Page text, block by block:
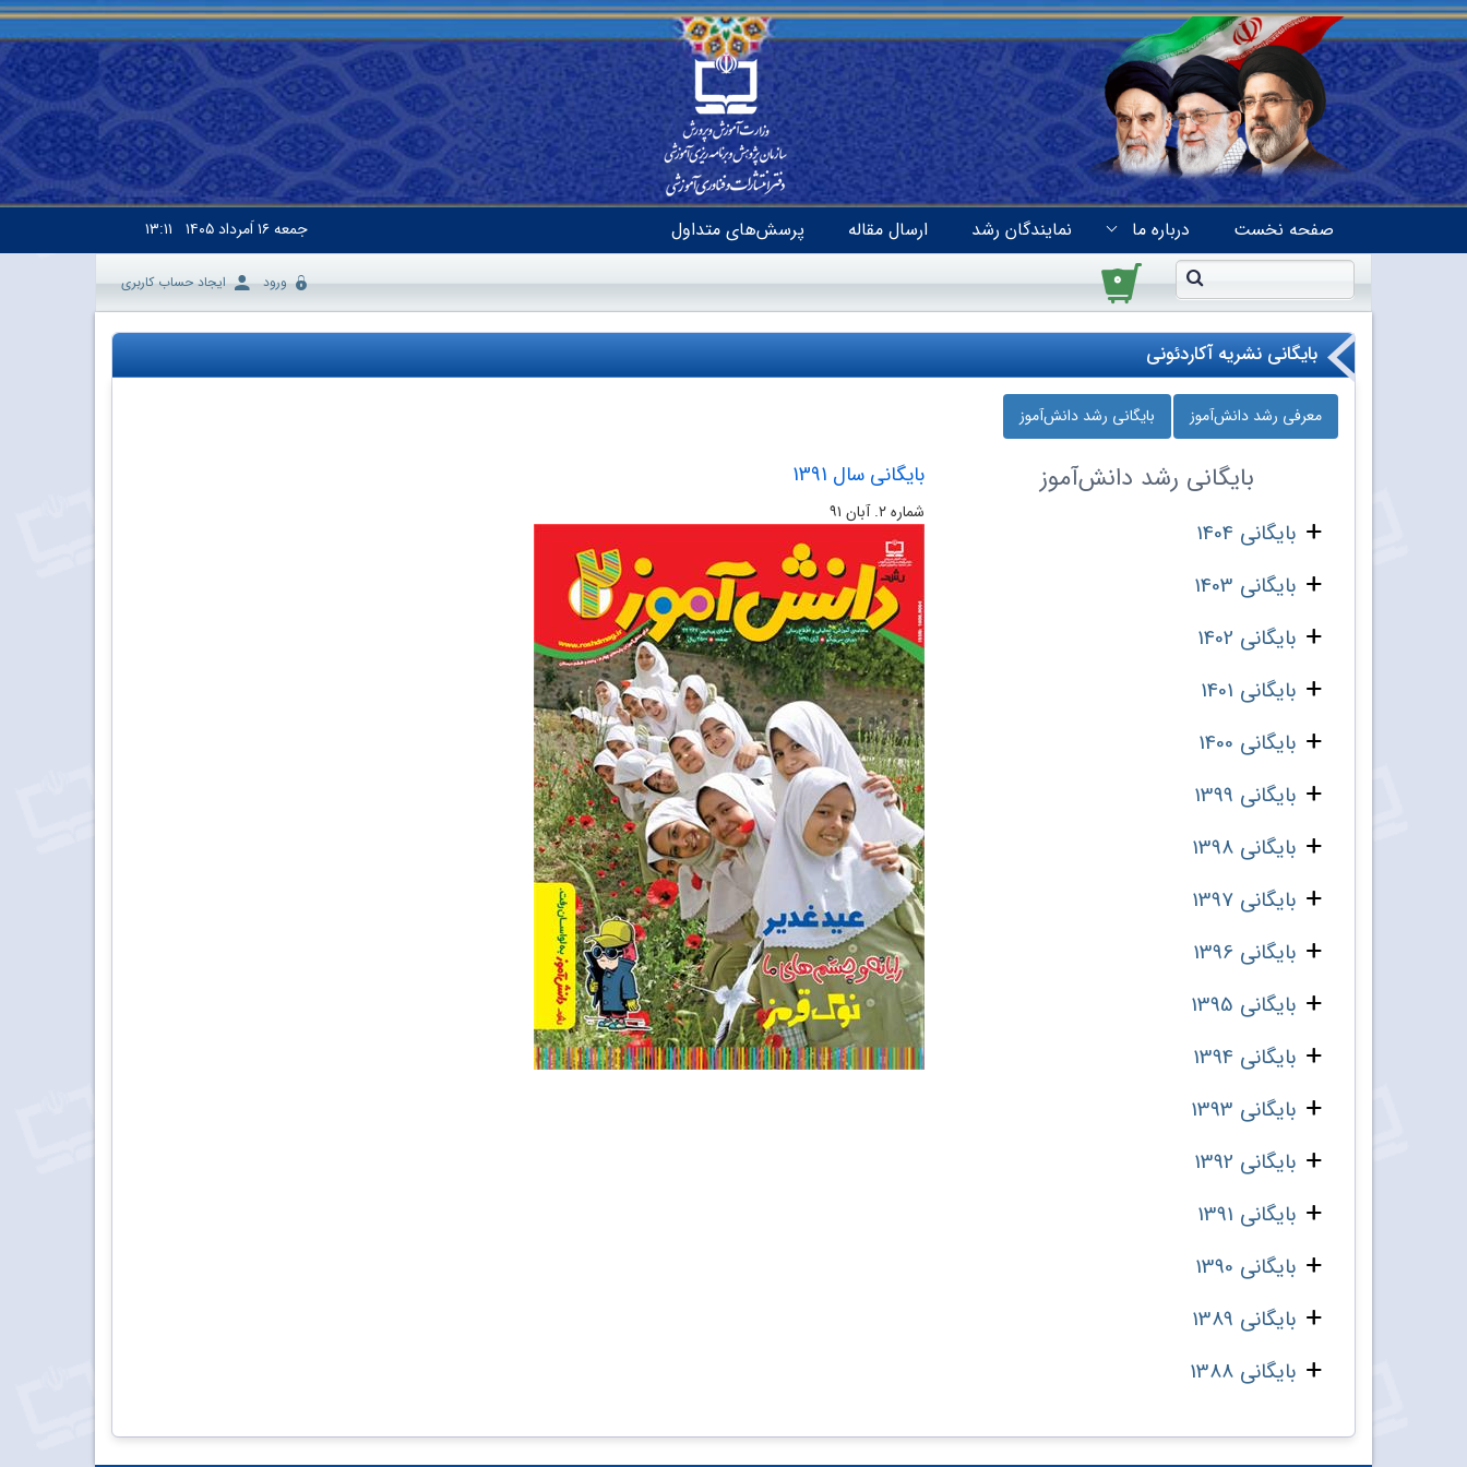
صفحه نخست درباره ما نمایندگان رشد ارسال مقاله پرسش‌های متداول جمعه۱۶ اَمرداد ۱۴۰۵ ۱۳:۱۱
۰ ورود ایجاد حساب کاربری
بایگانی نشریه آکاردئونی
معرفی رشد دانش‌آموز بایگانی رشد دانش‌آموز
بایگانی رشد دانش‌آموز
بایگانی 1404
بایگانی 1403
بایگانی 1402
بایگانی 1401
بایگانی 1400
بایگانی 1399
بایگانی 1398
بایگانی 1397
بایگانی 1396
بایگانی 1395
بایگانی 1394
بایگانی 1393
بایگانی 1392
بایگانی 1391
بایگانی 1390
بایگانی 1389
بایگانی 1388
بایگانی سال 1391
شماره‌ ۲. آبان ۹۱